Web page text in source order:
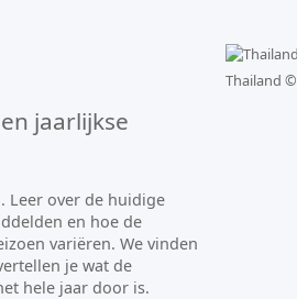
jaarlijkse
Leer over de huidige
en hoe de
variëren. We vinden
je wat de
hele jaar door is.
Thailand ©